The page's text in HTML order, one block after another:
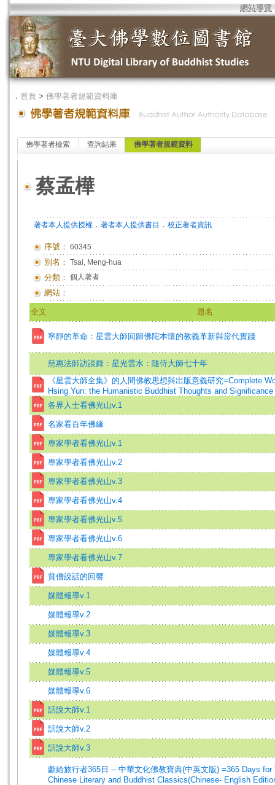
網站導覽
． 首頁 > 佛學著者規範資料庫
佛學著者檢索 查詢結果 佛學著者規範資料
蔡孟樺
著者本人提供授權 ． 著者本人提供書目 ． 校正著者資訊
序號： 60345
別名： Tsai, Meng-hua
分類： 個人著者
網站：
全文 題名
寧靜的革命：星雲大師回歸佛陀本懷的教義革新與當代實踐
慈惠法師訪談錄：星光雲水：隨侍大師七十年
《星雲大師全集》的人間佛教思想與出版意義研究=Complete
Hsing Yun: the Humanistic Buddhist Thoughts and
各界人士看佛光山v.1
名家看百年佛緣
專家學者看佛光山v.1
專家學者看佛光山v.2
專家學者看佛光山v.3
專家學者看佛光山v.4
專家學者看佛光山v.5
專家學者看佛光山v.6
專家學者看佛光山v.7
貧僧說話的回響
媒體報導v.1
媒體報導v.2
媒體報導v.3
媒體報導v.4
媒體報導v.5
媒體報導v.6
話說大師v.1
話說大師v.2
話說大師v.3
獻給旅行者365日 -- 中華文化佛教寶典(中英文版) =365 Days
Chinese Literary and Buddhist Classics(Chinese- English